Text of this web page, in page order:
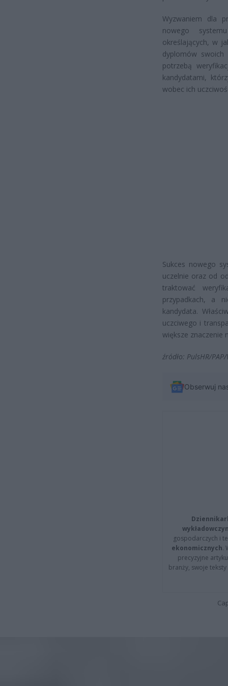
Wyzwaniem dla
nowego
określających, w
dyplomów swoich
potrzebą
kandydatami,
wobec ich
Sukces nowego
uczelnie oraz od
traktować
przypadkach, a
kandydata.
uczciwego i
większe znaczenie
źródło: PulsHR/
Obserwuj
gospodarczych i
ekonomicznych.
precyzyjne
branży, swoje